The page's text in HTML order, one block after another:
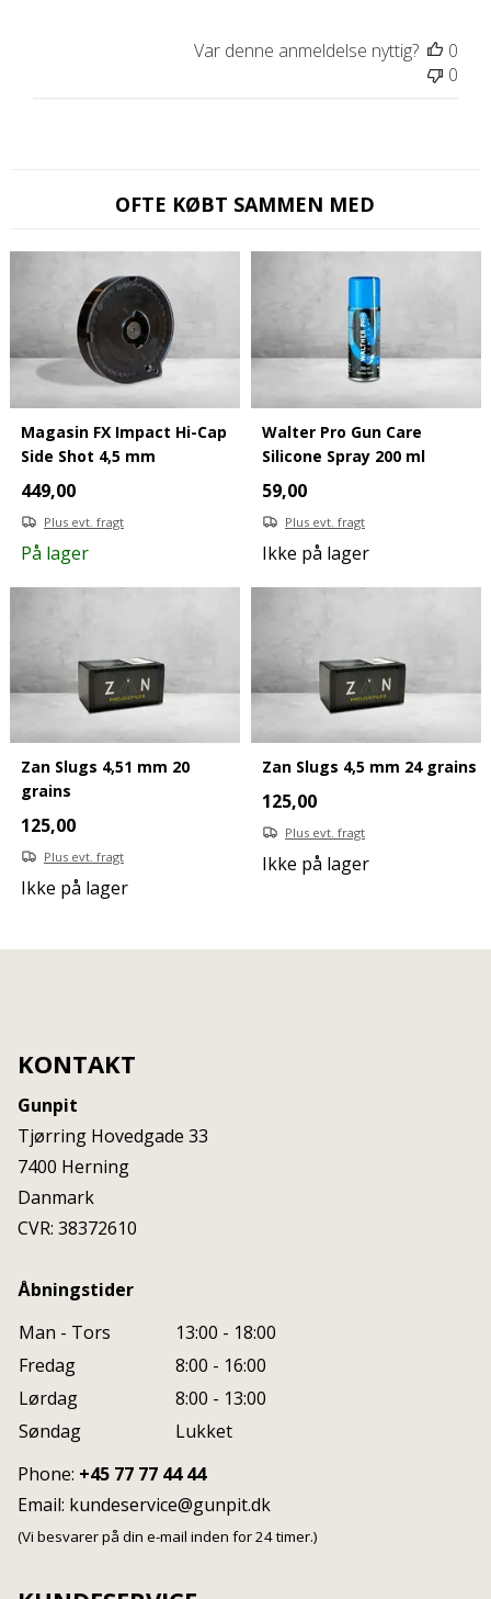
Var denne anmeldelse nyttig?
0
0
OFTE KØBT SAMMEN MED
Magasin FX Impact Hi-Cap
Side Shot 4,5 mm
449,00
Plus evt. fragt
På lager
Walter Pro Gun Care
Silicone Spray 200 ml
59,00
Plus evt. fragt
Ikke på lager
Zan Slugs 4,51 mm 20
grains
125,00
Plus evt. fragt
Ikke på lager
Zan Slugs 4,5 mm 24 grains
125,00
Plus evt. fragt
Ikke på lager
KONTAKT
Gunpit
Tjørring Hovedgade 33
7400 Herning
Danmark
CVR: 38372610
Åbningstider
Man - Tors
13:00 - 18:00
Fredag
8:00 - 16:00
Lørdag
8:00 - 13:00
Søndag
Lukket
Phone: +45 77 77 44 44
Email: kundeservice@gunpit.dk
(Vi besvarer på din e-mail inden for 24 timer.)